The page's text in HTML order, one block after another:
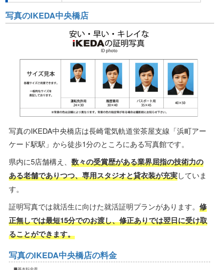
写真のIKEDA中央橋店
写真のIKEDA中央橋店は長崎電気軌道蛍茶屋支線「浜町アー
ケード駅駅」から徒歩1分のところにある写真館です。
県内に5店舗構え、 数々の受賞歴がある業界屈指の技術力の
ある老舗でありつつ、専用スタジオと貸衣装が充実していま
す。
証明写真では就活生に向けた就活証明プランがあります。 修
正無しでは最短15分でのお渡し、修正ありでは翌日に受け取
ることができます。
写真のIKEDA中央橋店の料金